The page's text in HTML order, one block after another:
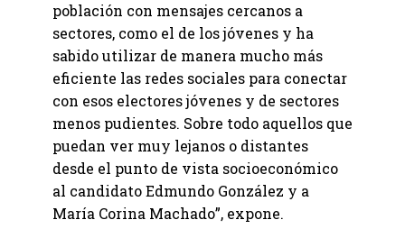
población con mensajes cercanos a
sectores, como el de los jóvenes y ha
sabido utilizar de manera mucho más
eficiente las redes sociales para conectar
con esos electores jóvenes y de sectores
menos pudientes. Sobre todo aquellos que
puedan ver muy lejanos o distantes
desde el punto de vista socioeconómico
al candidato Edmundo González y a
María Corina Machado”, expone.